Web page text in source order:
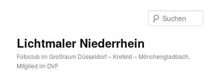
Lichtmaler Niederrhein
Fotoclub im Großraum Düsseldorf – Krefeld – Mönchengladbach,
Mitglied im DVF